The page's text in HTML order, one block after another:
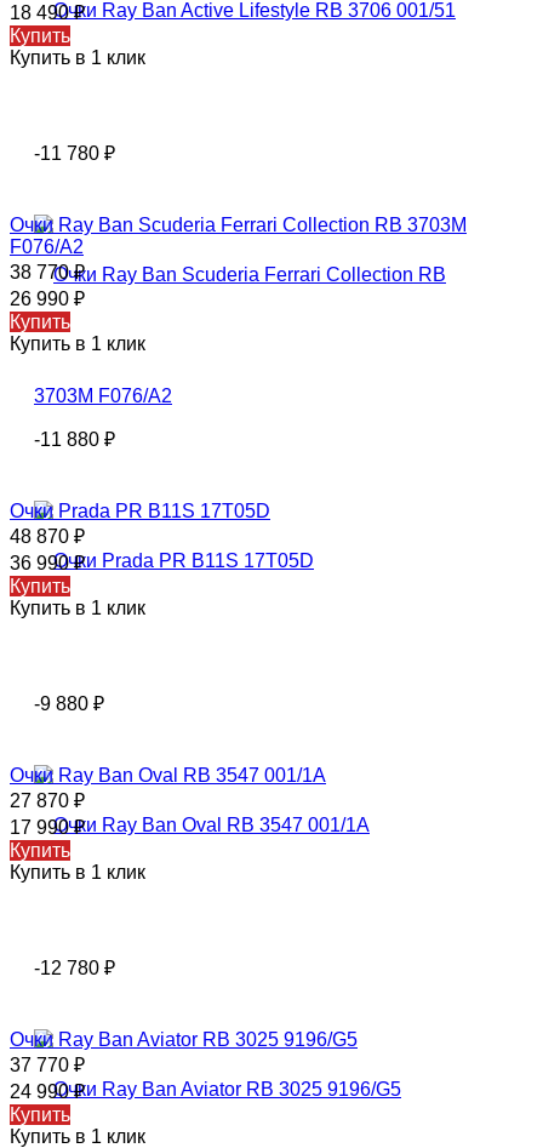
18 490₽
Купить
Купить в 1 клик
-11 780 ₽
Очки Ray Ban Scuderia Ferrari Collection RB 3703M
F076/A2
38 770₽
26 990 ₽
Купить
Купить в 1 клик
-11 880 ₽
Oчки Рradа PR B11S 17T05D
48 870 ₽
36 990₽
Купить
Купить в 1 клик
-9 880 ₽
Очки Ray Ban Oval RB 3547 001/1A
27 870 ₽
17 990₽
Купить
Купить в 1 клик
-12 780 ₽
Очки Ray Ban Aviator RB 3025 9196/G5
37 770 ₽
24 990₽
Купить
Купить в 1 клик